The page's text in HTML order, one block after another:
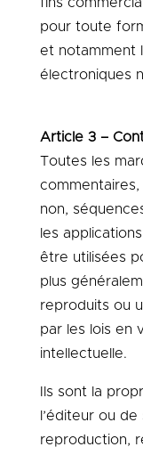
pour toute
et notamment
électroniques
Article 3 –
Toutes les
commentaires,
non,
les
être utilisées
plus
reproduits ou
par les lois en
intellectuelle.
Ils sont la
l’éditeur ou
reproduction,